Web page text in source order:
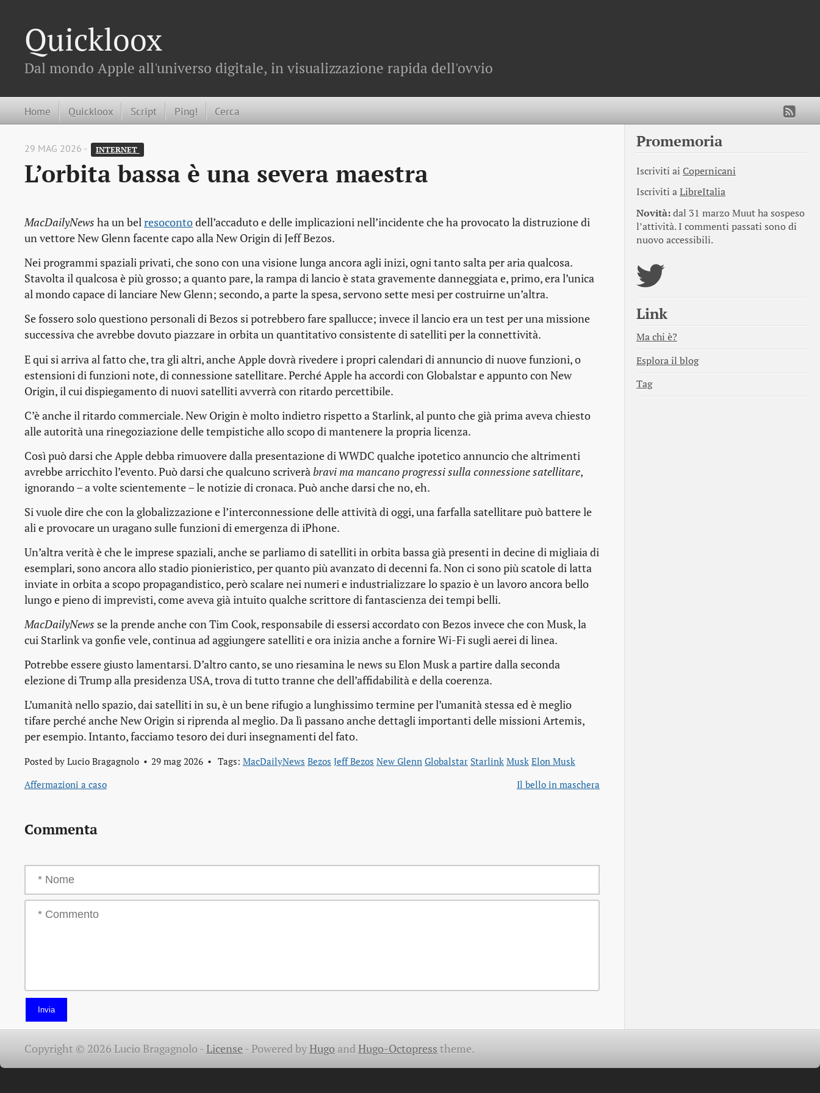
Quickloox
Dal mondo Apple all'universo digitale, in visualizzazione rapida dell'ovvio
Home Quickloox Script Ping! Cerca
29 MAG 2026 - INTERNET
L’orbita bassa è una severa maestra
MacDailyNews ha un belresocontodell’accaduto e delle implicazioni nell’incidente che ha provocato la distruzione di
un vettore New Glenn facente capo alla New Origin di Jeff Bezos.
Nei programmi spaziali privati, che sono con una visione lunga ancora agli inizi, ogni tanto salta per aria qualcosa.
Stavolta il qualcosa è più grosso; a quanto pare, la rampa di lancio è stata gravemente danneggiata e, primo, era l’unica
al mondo capace di lanciare New Glenn; secondo, a parte la spesa, servono sette mesi per costruirne un’altra.
Se fossero solo questiono personali di Bezos si potrebbero fare spallucce; invece il lancio era un test per una missione
successiva che avrebbe dovuto piazzare in orbita un quantitativo consistente di satelliti per la connettività.
E qui si arriva al fatto che, tra gli altri, anche Apple dovrà rivedere i propri calendari di annuncio di nuove funzioni, o
estensioni di funzioni note, di connessione satellitare. Perché Apple ha accordi con Globalstar e appunto con New
Origin, il cui dispiegamento di nuovi satelliti avverrà con ritardo percettibile.
C’è anche il ritardo commerciale. New Origin è molto indietro rispetto a Starlink, al punto che già prima aveva chiesto
alle autorità una rinegoziazione delle tempistiche allo scopo di mantenere la propria licenza.
Così può darsi che Apple debba rimuovere dalla presentazione di WWDC qualche ipotetico annuncio che altrimenti
avrebbe arricchito l’evento. Può darsi che qualcuno scriveràbravi ma mancano progressi sulla connessione satellitare,
ignorando – a volte scientemente – le notizie di cronaca. Può anche darsi che no, eh.
Si vuole dire che con la globalizzazione e l’interconnessione delle attività di oggi, una farfalla satellitare può battere le
ali e provocare un uragano sulle funzioni di emergenza di iPhone.
Un’altra verità è che le imprese spaziali, anche se parliamo di satelliti in orbita bassa già presenti in decine di migliaia di
esemplari, sono ancora allo stadio pionieristico, per quanto più avanzato di decenni fa. Non ci sono più scatole di latta
inviate in orbita a scopo propagandistico, però scalare nei numeri e industrializzare lo spazio è un lavoro ancora bello
lungo e pieno di imprevisti, come aveva già intuito qualche scrittore di fantascienza dei tempi belli.
MacDailyNews se la prende anche con Tim Cook, responsabile di essersi accordato con Bezos invece che con Musk, la
cui Starlink va gonfie vele, continua ad aggiungere satelliti e ora inizia anche a fornire Wi-Fi sugli aerei di linea.
Potrebbe essere giusto lamentarsi. D’altro canto, se uno riesamina le news su Elon Musk a partire dalla seconda
elezione di Trump alla presidenza USA, trova di tutto tranne che dell’affidabilità e della coerenza.
L’umanità nello spazio, dai satelliti in su, è un bene rifugio a lunghissimo termine per l’umanità stessa ed è meglio
tifare perché anche New Origin si riprenda al meglio. Da lì passano anche dettagli importanti delle missioni Artemis,
per esempio. Intanto, facciamo tesoro dei duri insegnamenti del fato.
Posted by Lucio Bragagnolo 29 mag 2026 Tags: MacDailyNews Bezos Jeff Bezos New Glenn Globalstar Starlink Musk Elon Musk
Affermazioni a caso
Il bello in maschera
Commenta
Invia
Promemoria
Iscriviti ai Copernicani
Iscriviti aLibreItalia
Novità:dal 31 marzo Muut ha sospeso
l’attività. I commenti passati sono di
nuovo accessibili.
Link
Ma chi è?
Esplora il blog
Tag
Copyright © 2026 Lucio Bragagnolo -License -Powered byHugoandHugo-Octopress theme.